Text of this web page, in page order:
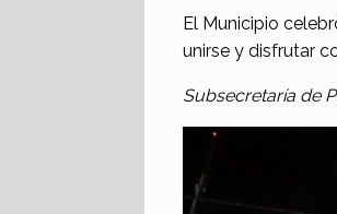
El Municipio
unirse y disfrutar
Subsecretaría de